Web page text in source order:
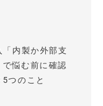
「内製か外部支
で悩む前に確認
つのこと